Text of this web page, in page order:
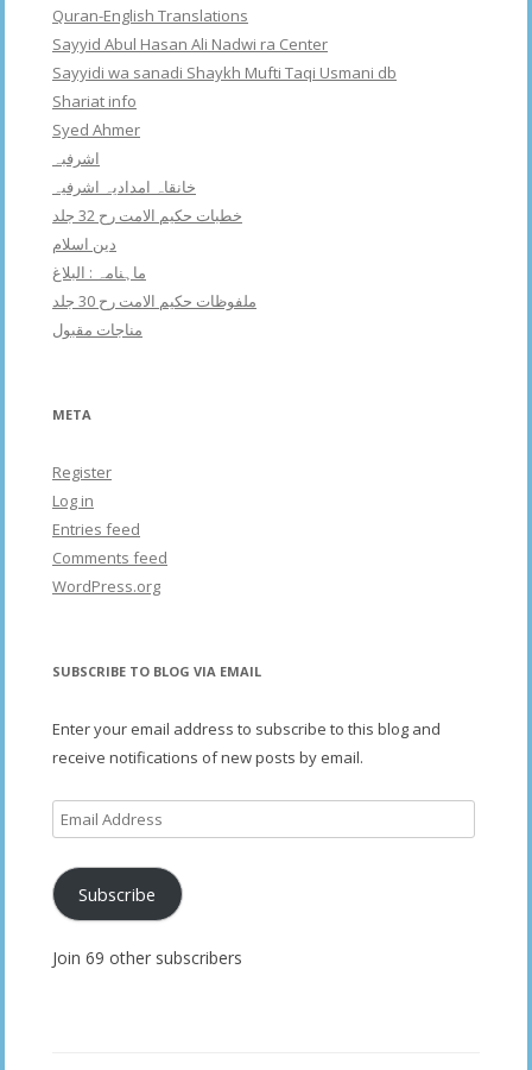
Quran-English Translations
Sayyid Abul Hasan Ali Nadwi ra Center
Sayyidi wa sanadi Shaykh Mufti Taqi Usmani db
Shariat info
Syed Ahmer
اشرفبہ
خانقاہ امدادیہ اشرفیہ
خطبات حکیم الامت رح 32 جلد
دین اسلام
ماہنامہ : البلاغ
ملفوظات حکیم الامت رح 30 جلد
مناجات مقبول
META
Register
Log in
Entries feed
Comments feed
WordPress.org
SUBSCRIBE TO BLOG VIA EMAIL
Enter your email address to subscribe to this blog and
receive notifications of new posts by email.
Email
Address
Subscribe
Join 69 other subscribers